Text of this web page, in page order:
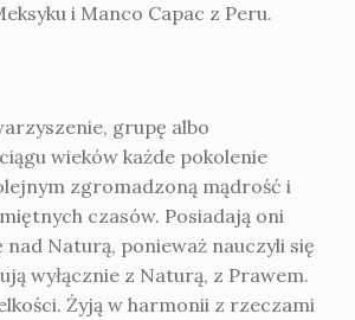
i Manco Capac z Peru.
grupę albo
wieków każde pokolenie
zgromadzoną mądrość i
czasów. Posiadają oni
nad Naturą, ponieważ nauczyli się
wyłącznie z Naturą, z Prawem.
Żyją w harmonii z rzeczami